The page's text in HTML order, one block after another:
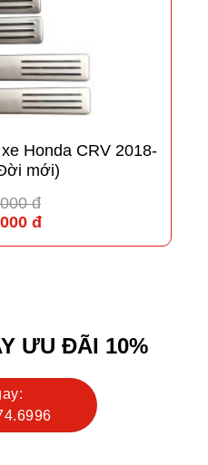
Honda CRV 2018-
mới)
đ
đ
ƯU ĐÃI 10%